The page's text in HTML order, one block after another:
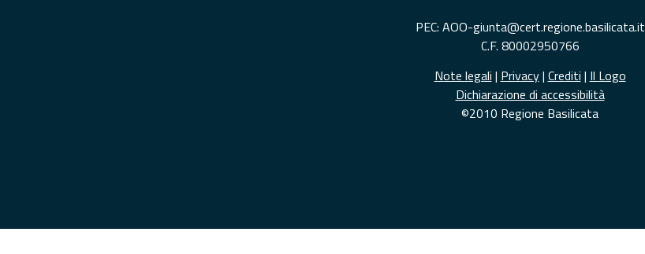
PEC: AOO-giunta@cert.regione.basilicata.it
C.F. 80002950766
Note legali | Privacy| Crediti | Il Logo
Dichiarazione di accessibilità
©2010 Regione Basilicata